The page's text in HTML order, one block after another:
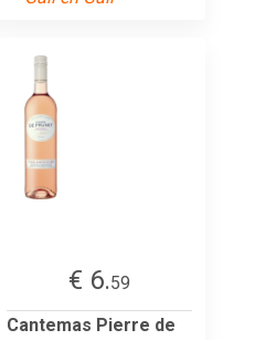
€ 6.59
Cantemas Pierre de